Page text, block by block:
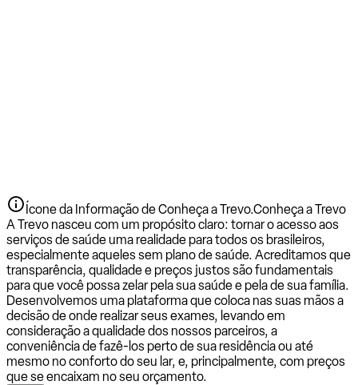
Ícone da Informação de Conheça a Trevo.Conheça a Trevo
A Trevo nasceu com um propósito claro: tornar o acesso aos
serviços de saúde uma realidade para todos os brasileiros,
especialmente aqueles sem plano de saúde. Acreditamos que
transparência, qualidade e preços justos são fundamentais
para que você possa zelar pela sua saúde e pela de sua família.
Desenvolvemos uma plataforma que coloca nas suas mãos a
decisão de onde realizar seus exames, levando em
consideração a qualidade dos nossos parceiros, a
conveniência de fazê-los perto de sua residência ou até
mesmo no conforto do seu lar, e, principalmente, com preços
que se encaixam no seu orçamento.